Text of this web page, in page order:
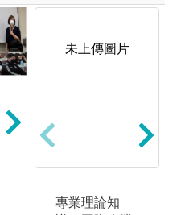
例，解說相關
企業個案。
未上傳圖片
專業理論知